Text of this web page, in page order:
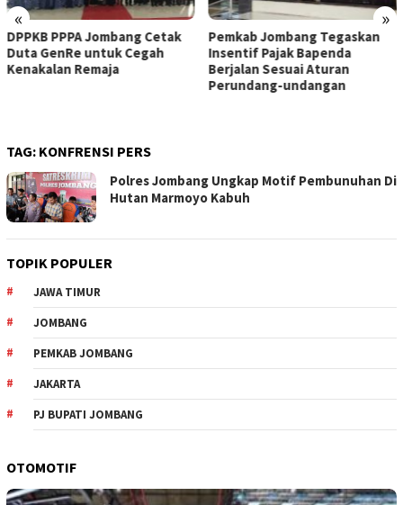
« »
DPPKB PPPA Jombang Cetak
Duta GenRe untuk Cegah
Kenakalan Remaja
Pemkab Jombang Tegaskan
Insentif Pajak Bapenda
Berjalan Sesuai Aturan
Perundang-undangan
TAG: KONFRENSI PERS
Polres Jombang Ungkap Motif Pembunuhan Di
Hutan Marmoyo Kabuh
TOPIK POPULER
JAWA TIMUR
JOMBANG
PEMKAB JOMBANG
JAKARTA
PJ BUPATI JOMBANG
OTOMOTIF